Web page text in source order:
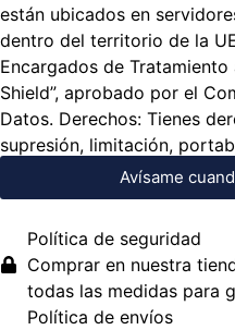
están ubicados en
dentro del territorio de la
Encargados de
Shield”, aprobado por el
Datos. Derechos: Tienes
supresión, limitación,
Avísame
Política de seguridad
Comprar en nuestra
todas las medidas para
Política de envíos